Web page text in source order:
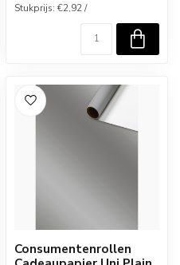
Stukprijs: €2,92 /
Consumentenrollen